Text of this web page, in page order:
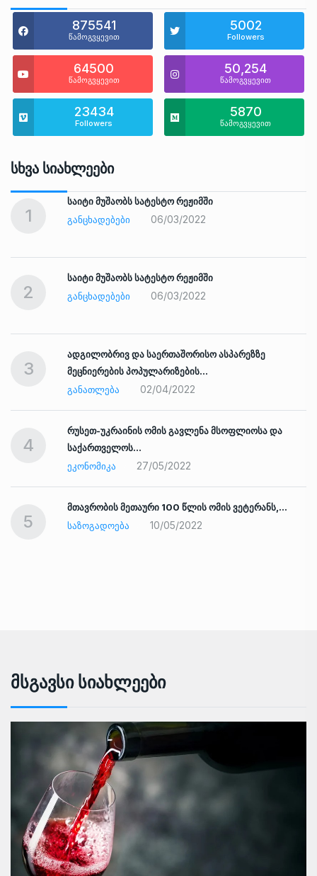
875541
წამოგვყევით
5002
Followers
64500
წამოგვყევით
50,254
წამოგვყევით
23434
Followers
5870
წამოგვყევით
Სხვა Სიახლეები
1
საიტი მუშაობს სატესტო რეჟიმში
ᲒᲐᲜᲪᲮᲐᲓᲔᲑᲔᲑᲘ
06/03/2022
2
საიტი მუშაობს სატესტო რეჟიმში
ᲒᲐᲜᲪᲮᲐᲓᲔᲑᲔᲑᲘ
06/03/2022
3
ადგილობრივ და საერთაშორისო ასპარეზზე
მეცნიერების პოპულარიზების…
ᲒᲐᲜᲐᲗᲚᲔᲑᲐ
02/04/2022
4
რუსეთ-უკრაინის ომის გავლენა მსოფლიოსა და
საქართველოს…
ᲔᲙᲝᲜᲝᲛᲘᲙᲐ
27/05/2022
5
მთავრობის მეთაური 100 წლის ომის ვეტერანს,…
ᲡᲐᲖᲝᲒᲐᲓᲝᲔᲑᲐ
10/05/2022
Მსგავსი Სიახლეები